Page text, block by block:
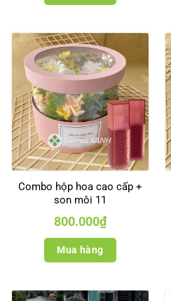
Combo hộp hoa cao cấp +
son môi 11
800.000₫
Mua hàng